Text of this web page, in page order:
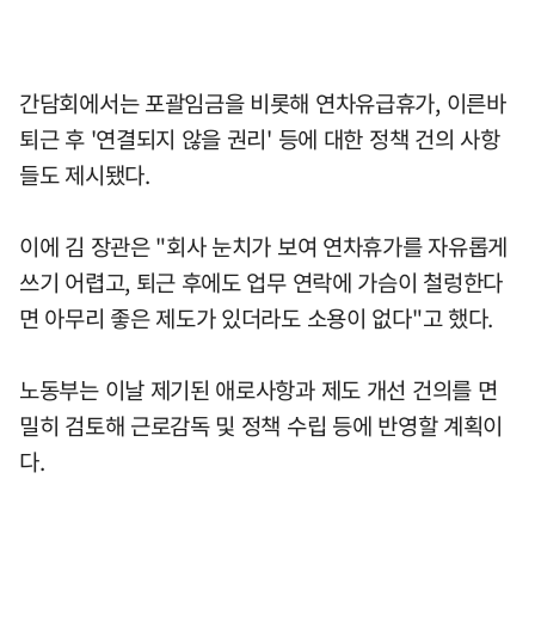
간담회에서는 포괄임금을 비롯해 연차유급휴가, 이른바
퇴근 후 '연결되지 않을 권리' 등에 대한 정책 건의 사항
들도 제시됐다.
이에 김 장관은 "회사 눈치가 보여 연차휴가를 자유롭게
쓰기 어렵고, 퇴근 후에도 업무 연락에 가슴이 철렁한다
면 아무리 좋은 제도가 있더라도 소용이 없다"고 했다.
노동부는 이날 제기된 애로사항과 제도 개선 건의를 면
밀히 검토해 근로감독 및 정책 수립 등에 반영할 계획이
다.